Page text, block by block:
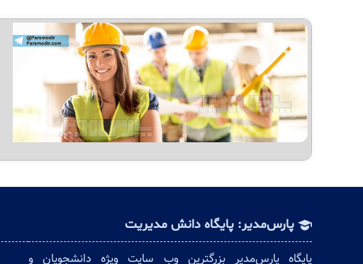
پارس‌مدیر: پایگاه دانش مدیریت
پایگاه پارس‌مدیر بزرگترین وب سایت ویژه دانشجویان و